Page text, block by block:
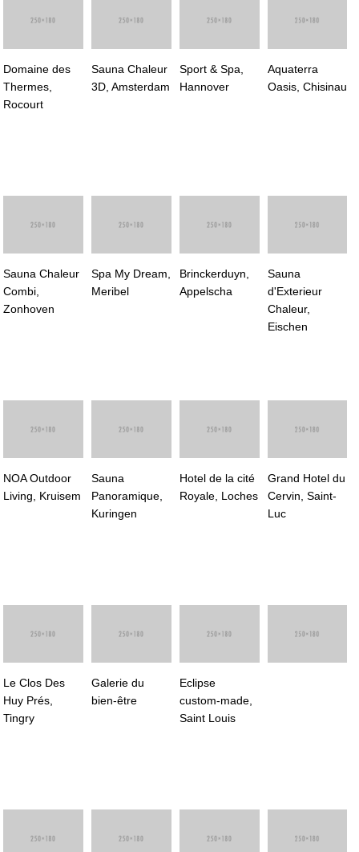
Domaine des
Thermes,
Rocourt
Sauna Chaleur
3D, Amsterdam
Sport & Spa,
Hannover
Aquaterra
Oasis, Chisinau
Sauna Chaleur
Combi,
Zonhoven
Spa My Dream,
Meribel
Brinckerduyn,
Appelscha
Sauna
d'Exterieur
Chaleur,
Eischen
NOA Outdoor
Living, Kruisem
Sauna
Panoramique,
Kuringen
Hotel de la cité
Royale, Loches
Grand Hotel du
Cervin, Saint-
Luc
Le Clos Des
Huy Prés,
Tingry
Galerie du
bien-être
Eclipse
custom-made,
Saint Louis